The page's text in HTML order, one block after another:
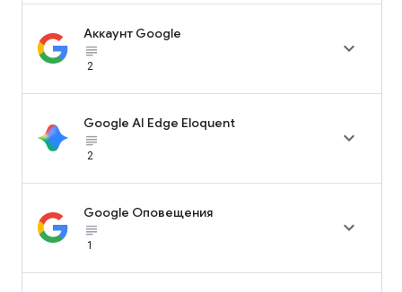
Аккаунт Google
subject_black
2

Google AI Edge Eloquent
subject_black
2

Google Оповещения
subject_black
1
